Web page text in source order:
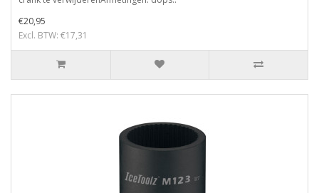
€20,95
Excl. BTW: €17,31